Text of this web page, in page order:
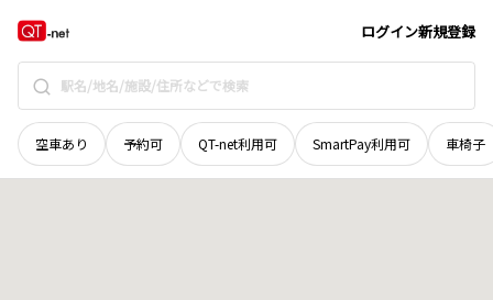
ログイン新規登録
空車あり 予約可 QT-net利用可 SmartPay利用可 車椅子
愛媛県